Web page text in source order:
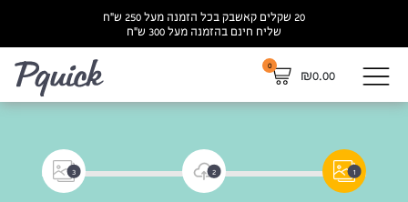
20 שקלים קאשבק בכל הזמנה מעל 250 ש”ח
שליח חינם בהזמנה מעל 300 ש”ח
₪0.00
0
1
2
3